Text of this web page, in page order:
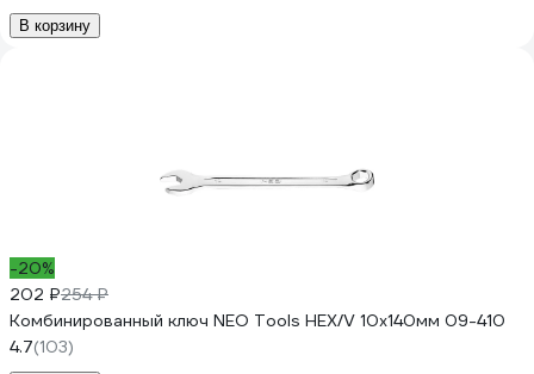
В корзину
-20%
202 ₽254 ₽
Комбинированный ключ NEO Tools HEX/V 10x140мм 09-410
4.7(103)